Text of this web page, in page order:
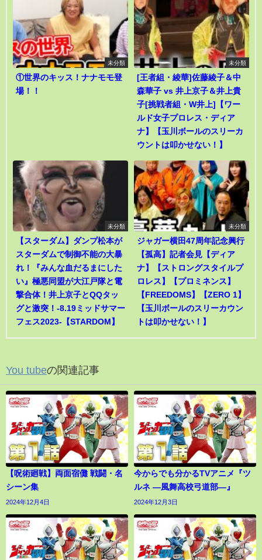
未分類
①世界のキッス！ナナモモ登
場！！
未分類
[王者組・綾華]佐藤綾子＆中
森華子 vs 井上京子＆井上貴
子[挑戦者組・W井上]【ワー
ルド女子プロレス・ディア
ナ】【玉川ボールのスリーカ
ウントは叩かせない！】
未分類
【スターダム】ダンプ松本が
スターダムで制御不能の大暴
れ！『みんな血だるまにした
い』極悪同盟が大江戸隊と電
撃合体！井上京子とQQタッ
グと激突！-8.19ミッドサマー
フェス2023-【STARDOM】
未分類
ジャガー横田47周年記念興行
【孤高】記者会見【ディア
ナ】【ストロングスタイルプ
ロレス】【プロミネンス】
【FREEDOMS】【ZERO 1】
【玉川ボールのスリーカウン
トは叩かせない！】
You tubeの関連記事
【呪術廻戦】両面宿儺 戦闘・名
シーン集
2024年12月4日
今からでも分かるTVアニメ『ツ
ルネ ―風舞高校弓道部―』
2024年12月3日